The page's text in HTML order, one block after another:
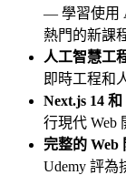
— 學習使用
熱門的新課
人工智慧工
即時工程和
Next.js 14
行現代 Web
完整的 Web
Udemy 評為